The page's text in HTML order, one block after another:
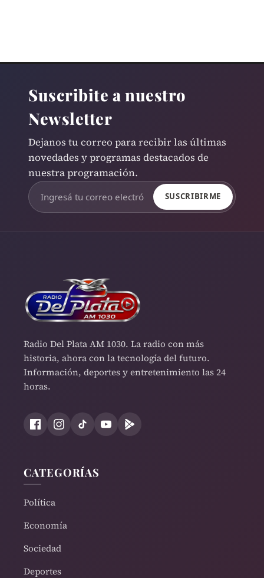
Suscribite a nuestro
Newsletter
Dejanos tu correo para recibir las últimas
novedades y programas destacados de
nuestra programación.
SUSCRIBIRME
Radio Del Plata AM 1030. La radio con más
historia, ahora con la tecnología del futuro.
Información, deportes y entretenimiento las 24
horas.
CATEGORÍAS
Política
Economía
Sociedad
Deportes